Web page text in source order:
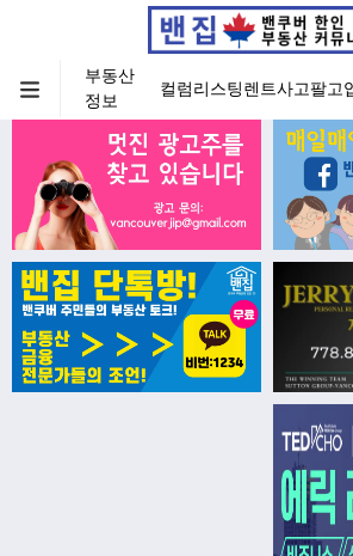
부동산
정보
컬럼리스팅렌트사고팔고